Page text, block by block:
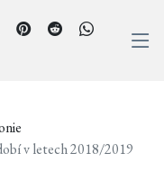
v letech 2018/2019